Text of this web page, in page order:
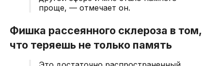
проще, — отмечает он.
Фишка рассеянного склероза в том,
что теряешь не только память